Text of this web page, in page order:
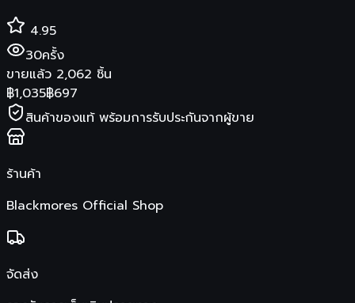
4.95
30ครั้ง
ขายแล้ว 2,062 ชิ้น
฿1,035฿697
สินค้าของแท้ พร้อมการรับประกันจากผู้ขาย
ร้านค้า
Blackmores Official Shop
จัดส่ง